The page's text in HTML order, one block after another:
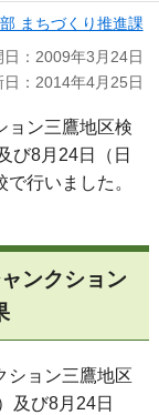
まちづくり推進課
日：2009年3月24日
日：2014年4月25日
ン三鷹地区検
び8月24日（日
行いました。
ンクション
ョン三鷹地区
及び8月24日